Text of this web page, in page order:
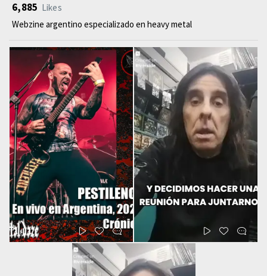
6,885 Likes
Webzine argentino especializado en heavy metal